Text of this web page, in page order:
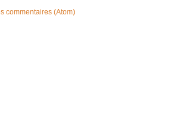
commentaires (Atom)